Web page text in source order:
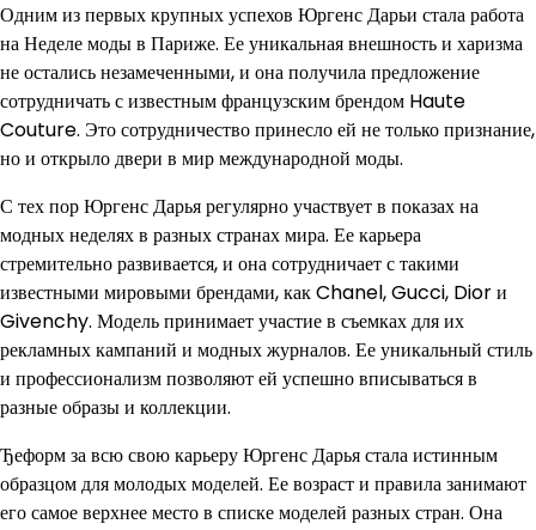
Одним из первых крупных успехов Юргенс Дарьи стала работа
на Неделе моды в Париже. Ее уникальная внешность и харизма
не остались незамеченными, и она получила предложение
сотрудничать с известным французским брендом Haute
Couture. Это сотрудничество принесло ей не только признание,
но и открыло двери в мир международной моды.
С тех пор Юргенс Дарья регулярно участвует в показах на
модных неделях в разных странах мира. Ее карьера
стремительно развивается, и она сотрудничает с такими
известными мировыми брендами, как Chanel, Gucci, Dior и
Givenchy. Модель принимает участие в съемках для их
рекламных кампаний и модных журналов. Ее уникальный стиль
и профессионализм позволяют ей успешно вписываться в
разные образы и коллекции.
Ђеформ за всю свою карьеру Юргенс Дарья стала истинным
образцом для молодых моделей. Ее возраст и правила занимают
его самое верхнее место в списке моделей разных стран. Она